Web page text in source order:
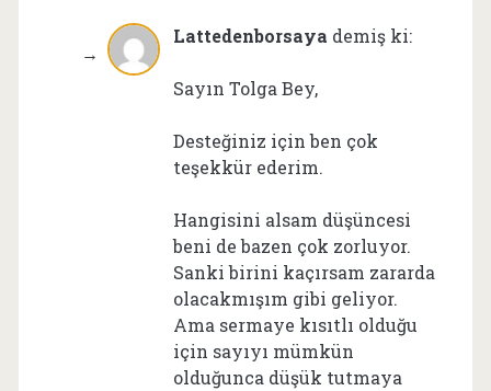
Lattedenborsaya demiş ki:
Sayın Tolga Bey,
Desteğiniz için ben çok
teşekkür ederim.
Hangisini alsam düşüncesi
beni de bazen çok zorluyor.
Sanki birini kaçırsam zararda
olacakmışım gibi geliyor.
Ama sermaye kısıtlı olduğu
için sayıyı mümkün
olduğunca düşük tutmaya